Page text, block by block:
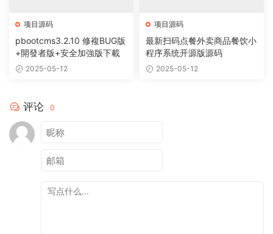
项目源码
pbootcms3.2.10 修複BUG版
+開發者版+安全加強版下載
2025-05-12
项目源码
最新扫码点餐外卖商品餐饮小
程序系统开源版源码
2025-05-12
评论 0